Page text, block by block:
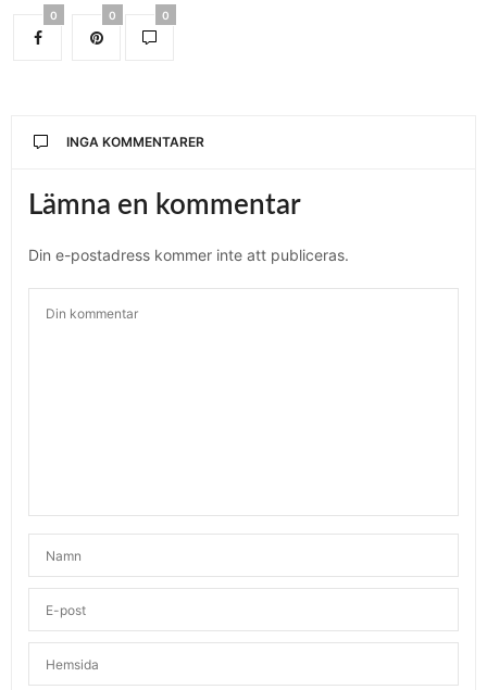
0 0 0
INGA KOMMENTARER
Lämna en kommentar
Din e-postadress kommer inte att publiceras.